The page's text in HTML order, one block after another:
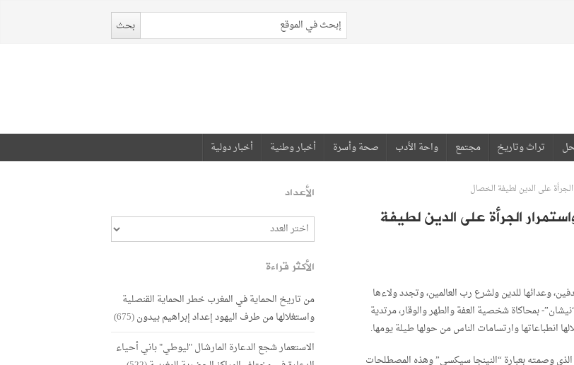
تراث وتاريخ مجتمع واحة الأدب صحة وأسرة أخبار وطنية أخبار دولية
على الدين لطيفة الخصال
الجرأة على الدين لطيفة
وعدائها للدين ولشرع رب العالمين، وتجدد ولاءها
بمحاكاة شخصية العفة والطهر والوقار، مرتدية
انطباعاتها وارتسامات الناس من حولها طيلة يومها.
الذي وصمته بعبارة “النينجا سيكسي” وهذه المصطلحات
الأعداد
الأكثر قراءة
من تاريخ الحماية في المغرب خطر الحماية القنصلية
واستغلالها من طرف اليهود إعداد إبراهيم بيدون(675)
الاستعمار شجع الدعارة المارشال "ليوطي" باني أحياء